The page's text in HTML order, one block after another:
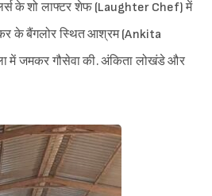
के शो लाफ्टर शेफ (Laughter Chef) में
के बैंगलोर स्थित आश्रम (Ankita
में जमकर गौसेवा की. अंकिता लोखंडे और